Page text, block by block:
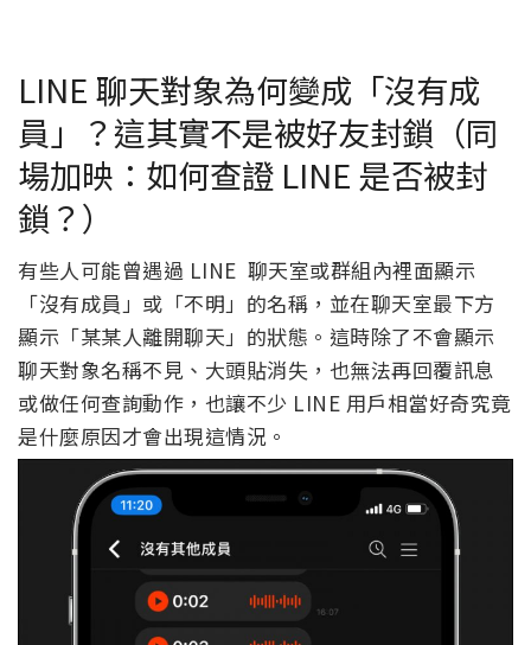
LINE 聊天對象為何變成「沒有成
員」？這其實不是被好友封鎖（同
場加映：如何查證 LINE 是否被封
鎖？）
有些人可能曾遇過 LINE 聊天室或群組內裡面顯示
「沒有成員」或「不明」的名稱，並在聊天室最下方
顯示「某某人離開聊天」的狀態。這時除了不會顯示
聊天對象名稱不見、大頭貼消失，也無法再回覆訊息
或做任何查詢動作，也讓不少 LINE 用戶相當好奇究竟
是什麼原因才會出現這情況。